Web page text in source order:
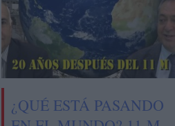
¿QUÉ ESTÁ PASANDO